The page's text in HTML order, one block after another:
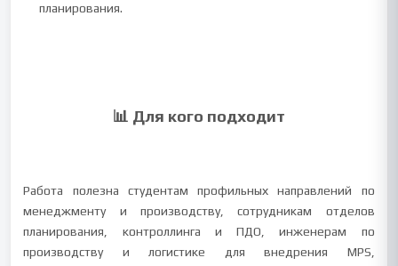
планирования.
📊 Для кого подходит
Работа полезна студентам профильных направлений по
менеджменту и производству, сотрудникам отделов
планирования, контроллинга и ПДО, инженерам по
производству и логистике для внедрения MPS,